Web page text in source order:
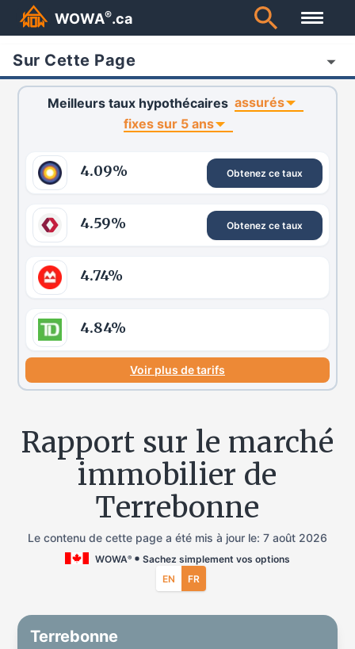
WOWA®.ca
Sur Cette Page
Meilleurs taux hypothécaires assurés
fixes sur 5 ans
4.09% Obtenez ce taux
4.59% Obtenez ce taux
4.74%
4.84%
Voir plus de tarifs
Rapport sur le marché
immobilier de
Terrebonne
Le contenu de cette page a été mis à jour le: 7 août 2026
WOWA®
Sachez simplement vos options
EN
FR
Terrebonne